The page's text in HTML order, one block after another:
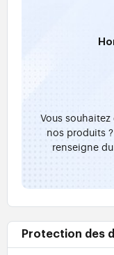
Vous
nos produits
renseigne
Protection des